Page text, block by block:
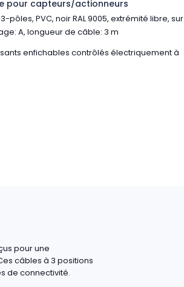
pour capteurs/actionneurs
PVC, noir RAL 9005, extrémité libre, sur
A, longueur de câble: 3 m
enfichables contrôlés électriquement à
pour une
câbles à 3 positions
de connectivité.